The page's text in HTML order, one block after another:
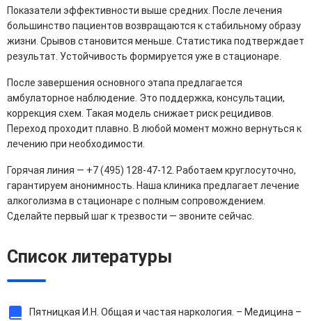
Показатели эффективности выше средних. После лечения
большинство пациентов возвращаются к стабильному образу
жизни. Срывов становится меньше. Статистика подтверждает
результат. Устойчивость формируется уже в стационаре.
После завершения основного этапа предлагается
амбулаторное наблюдение. Это поддержка, консультации,
коррекция схем. Такая модель снижает риск рецидивов.
Переход проходит плавно. В любой момент можно вернуться к
лечению при необходимости.
Горячая линия — +7 (495) 128-47-12. Работаем круглосуточно,
гарантируем анонимность. Наша клиника предлагает лечение
алкоголизма в стационаре с полным сопровождением.
Сделайте первый шаг к трезвости — звоните сейчас.
Список литературы
Пятницкая И.Н. Общая и частая наркология. – Медицина –